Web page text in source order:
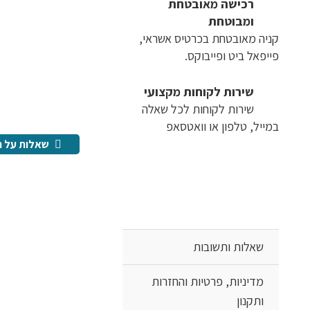
שאלות על
רכישה​ ​מאובטחת
ומבוטחת
קניה מאובטחת בכרטיס אשראי,
פייפאל ביט ופייבוקס.
שירות לקוחות מקצועי
שירות לקוחות לכל שאלה
במייל, טלפון או וואטסאפ
שאלות ותשובות
מדיניות, פרטיות והחזרות
ותקנון